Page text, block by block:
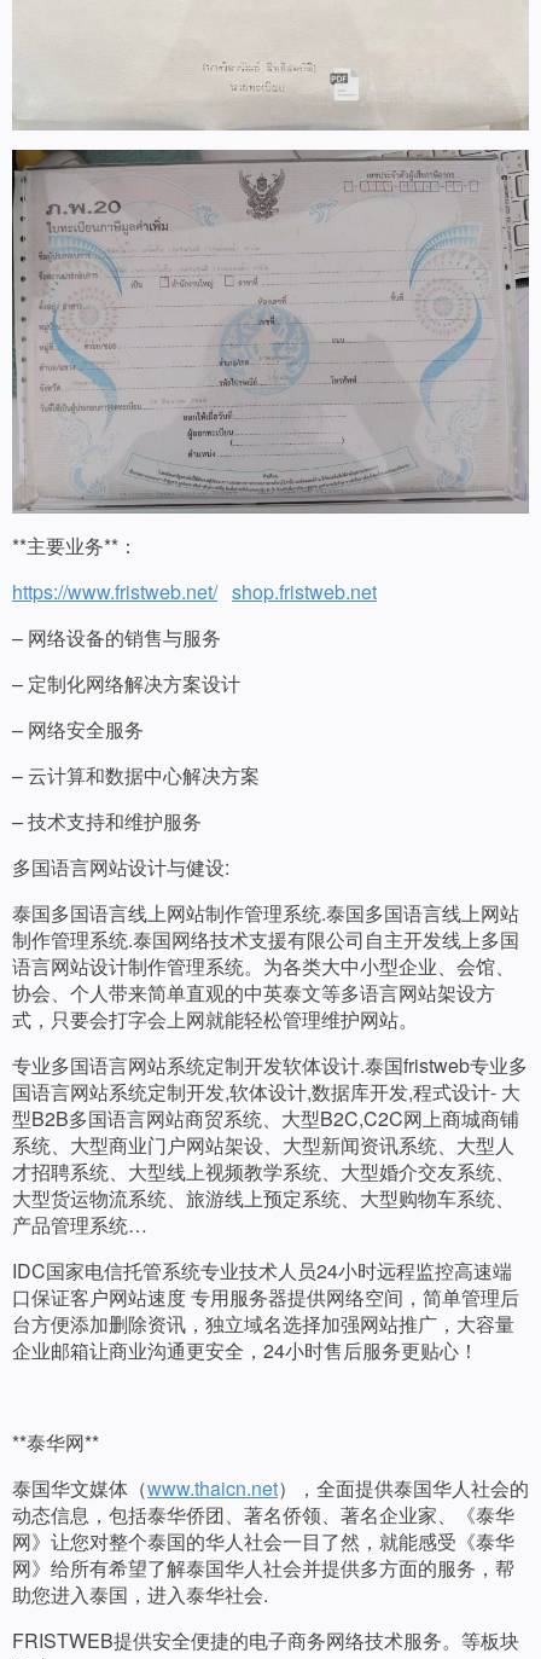
**主要业务**：
https://www.fristweb.net/ shop.fristweb.net
– 网络设备的销售与服务
– 定制化网络解决方案设计
– 网络安全服务
– 云计算和数据中心解决方案
– 技术支持和维护服务
多国语言网站设计与健设:
泰国多国语言线上网站制作管理系统.泰国多国语言线上网站
制作管理系统.泰国网络技术支援有限公司自主开发线上多国
语言网站设计制作管理系统。为各类大中小型企业、会馆、
协会、个人带来简单直观的中英泰文等多语言网站架设方
式，只要会打字会上网就能轻松管理维护网站。
专业多国语言网站系统定制开发软体设计.泰国fristweb专业多
国语言网站系统定制开发,软体设计,数据库开发,程式设计- 大
型B2B多国语言网站商贸系统、大型B2C,C2C网上商城商铺
系统、大型商业门户网站架设、大型新闻资讯系统、大型人
才招聘系统、大型线上视频教学系统、大型婚介交友系统、
大型货运物流系统、旅游线上预定系统、大型购物车系统、
产品管理系统…
IDC国家电信托管系统专业技术人员24小时远程监控高速端
口保证客户网站速度 专用服务器提供网络空间，简单管理后
台方便添加删除资讯，独立域名选择加强网站推广，大容量
企业邮箱让商业沟通更安全，24小时售后服务更贴心！
**泰华网**
泰国华文媒体（www.thaicn.net），全面提供泰国华人社会的
动态信息，包括泰华侨团、著名侨领、著名企业家、《泰华
网》让您对整个泰国的华人社会一目了然，就能感受《泰华
网》给所有希望了解泰国华人社会并提供多方面的服务，帮
助您进入泰国，进入泰华社会.
FRISTWEB提供安全便捷的电子商务网络技术服务。等板块